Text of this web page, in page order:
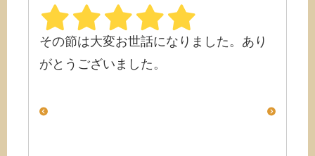
。あり
知人に教えてもらい祖父の遺品整理を頼
ませてもらいました。 初めて頼むので
もらい、提案もして頂き大変助かりまし